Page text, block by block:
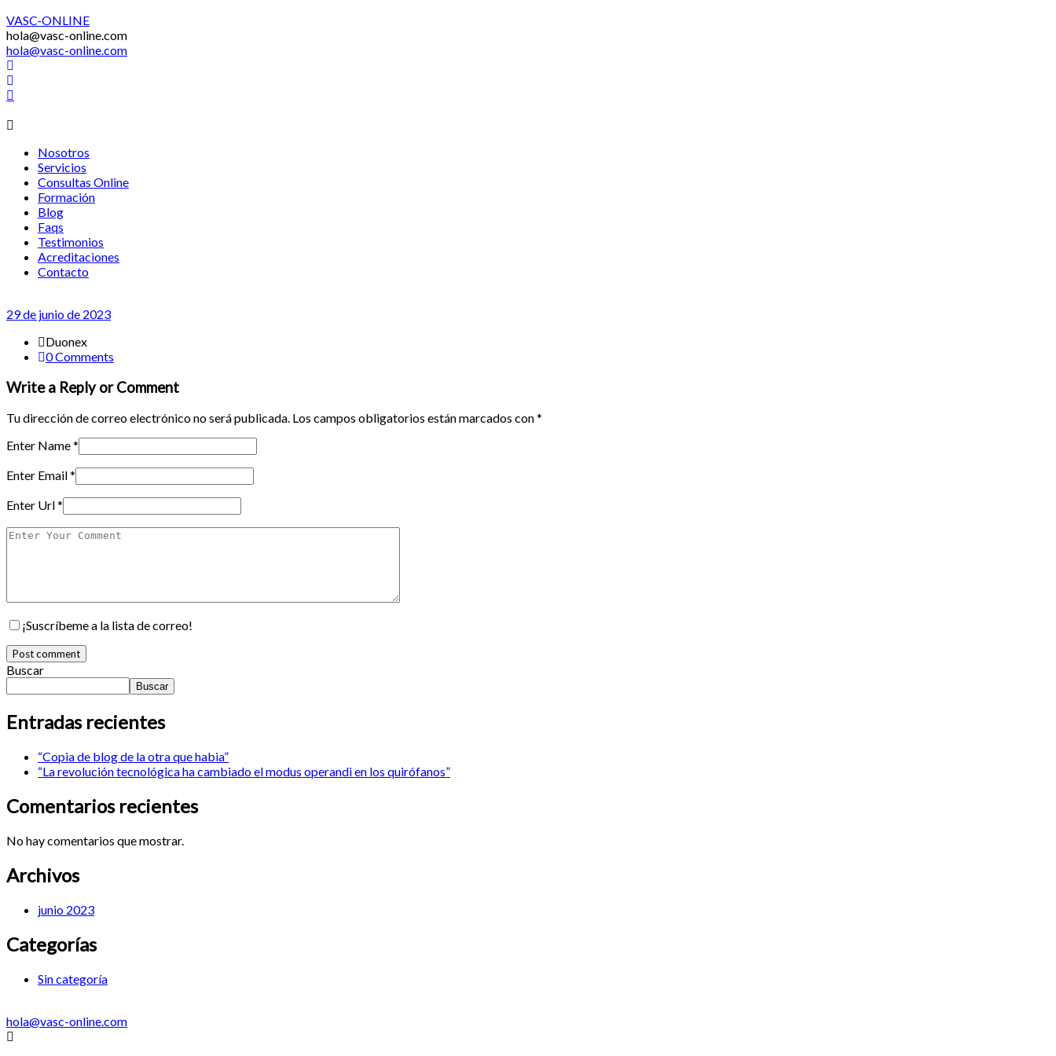
VASC-ONLINE
hola@vasc-online.com
hola@vasc-online.com
Menú
Nosotros
Servicios
Consultas Online
Formación
Blog
Faqs
Testimonios
Acreditaciones
Contacto
29 de junio de 2023
Duonex
0 Comments
Write a Reply or Comment
Tu dirección de correo electrónico no será publicada. Los campos obligatorios están marcados con*
Enter Name*
Enter Email*
Enter Url*
¡Suscríbeme a la lista de correo!
Buscar
Buscar
Entradas recientes
“Copia de blog de la otra que habia”
“La revolución tecnológica ha cambiado el modus operandi en los quirófanos”
Comentarios recientes
No hay comentarios que mostrar.
Archivos
junio 2023
Categorías
Sin categoría
hola@vasc-online.com
Menú